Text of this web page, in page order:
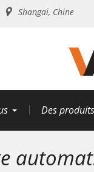
Shangai, Chine
Des produits